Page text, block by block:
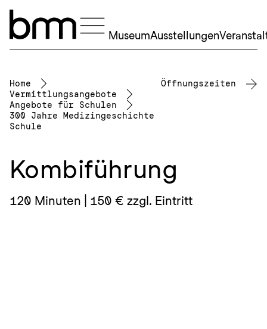
MuseumAusstellungen
Home
Vermittlungsangebote
Angebote für Schulen
300 Jahre Medizingeschichte
Schule
Öffnungszeiten
Kombiführung
120 Minuten | 150 € zzgl. Eintritt